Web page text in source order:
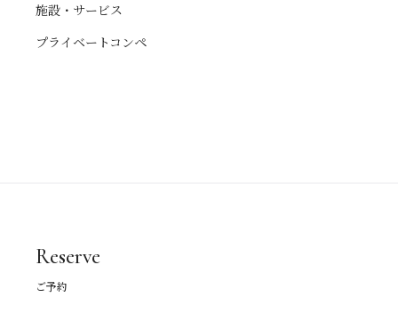
施設・サービス
プライベートコンペ
Reserve
ご予約